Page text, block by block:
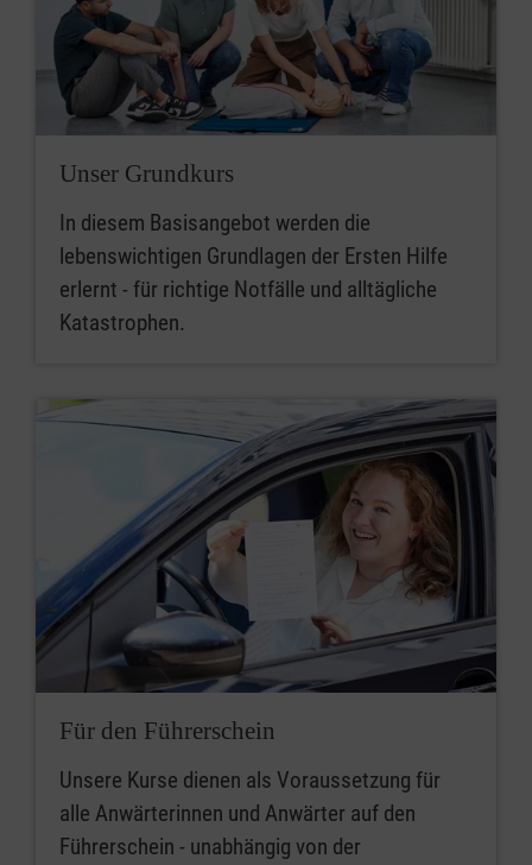
Unser Grundkurs
In diesem Basisangebot werden die
lebenswichtigen Grundlagen der Ersten Hilfe
erlernt - für richtige Notfälle und alltägliche
Katastrophen.
Für den Führerschein
Unsere Kurse dienen als Voraussetzung für
alle Anwärterinnen und Anwärter auf den
Führerschein - unabhängig von der